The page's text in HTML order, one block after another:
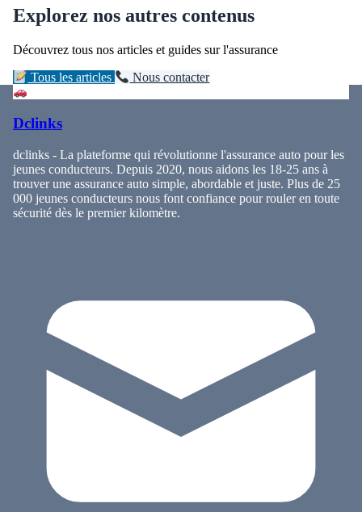
Explorez nos autres contenus
Découvrez tous nos articles et guides sur l'assurance
Tous les articles Nous contacter
Dclinks
dclinks - La plateforme qui révolutionne l'assurance auto pour les
jeunes conducteurs. Depuis 2020, nous aidons les 18-25 ans à
trouver une assurance auto simple, abordable et juste. Plus de 25
000 jeunes conducteurs nous font confiance pour rouler en toute
sécurité dès le premier kilomètre.